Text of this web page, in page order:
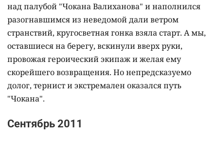
над палубой "Чокана Валиханова" и наполнился
разогнавшимся из неведомой дали ветром
странствий, кругосветная гонка взяла старт. А мы,
оставшиеся на берегу, вскинули вверх руки,
провожая героический экипаж и желая ему
скорейшего возвращения. Но непредсказуемо
долог, тернист и экстремален оказался путь
"Чокана".
Сентябрь 2011